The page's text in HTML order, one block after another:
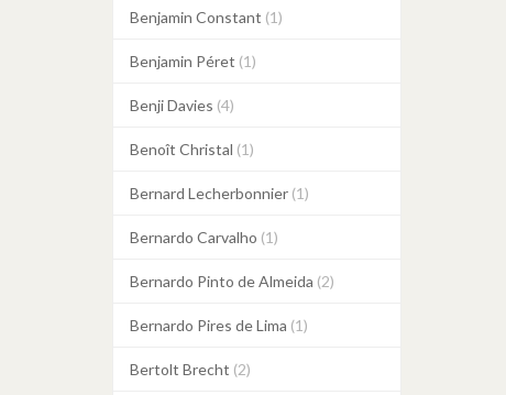
Benjamin Constant (1)
Benjamin Péret (1)
Benji Davies (4)
Benoît Christal (1)
Bernard Lecherbonnier (1)
Bernardo Carvalho (1)
Bernardo Pinto de Almeida (2)
Bernardo Pires de Lima (1)
Bertolt Brecht (2)